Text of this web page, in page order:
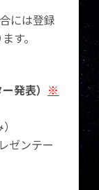
には登録
す。
発表） ※
ゼンテー